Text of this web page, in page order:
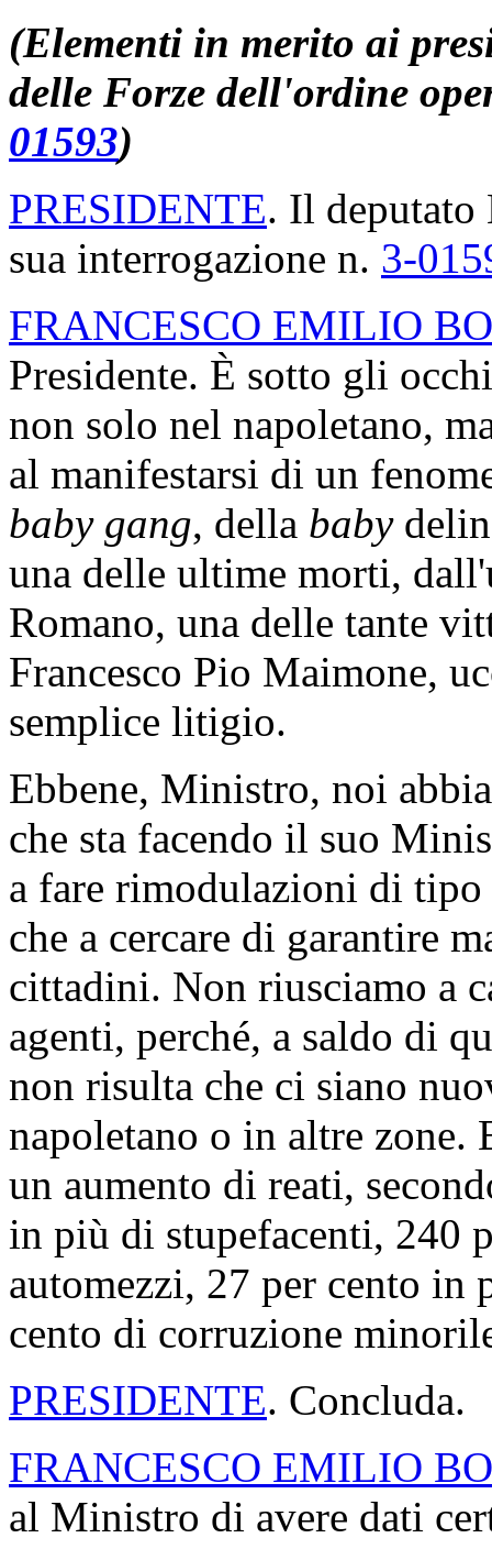
(Elementi in merito ai
delle Forze dell'ordine
01593)
PRESIDENTE. Il
sua interrogazione n. 3-
FRANCESCO EMILIO
Presidente. È sotto gli
non solo nel napoletano,
al manifestarsi di un
baby gang, della baby
una delle ultime morti,
Romano, una delle tante
Francesco Pio Maimone,
semplice litigio.
Ebbene, Ministro, noi
che sta facendo il suo
a fare rimodulazioni di
che a cercare di garantire
cittadini. Non riusciamo a
agenti, perché, a saldo di
non risulta che ci siano
napoletano o in altre zone.
un aumento di reati,
in più di stupefacenti, 240
automezzi, 27 per cento
cento di corruzione
PRESIDENTE. Concluda.
FRANCESCO EMILIO
al Ministro di avere dati